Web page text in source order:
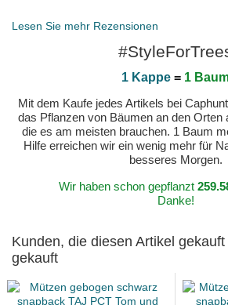
Lesen Sie mehr Rezensionen
1 Kappe = 1
Mit dem Kaufe jedes Artikels bei
das Pflanzen von Bäumen an den Orten
die es am meisten brauchen. 1 Baum
Hilfe erreichen wir ein wenig mehr für
besseres Morgen.
Wir haben schon gepflanzt
Danke!
Kunden, die diesen Artikel
gekauft